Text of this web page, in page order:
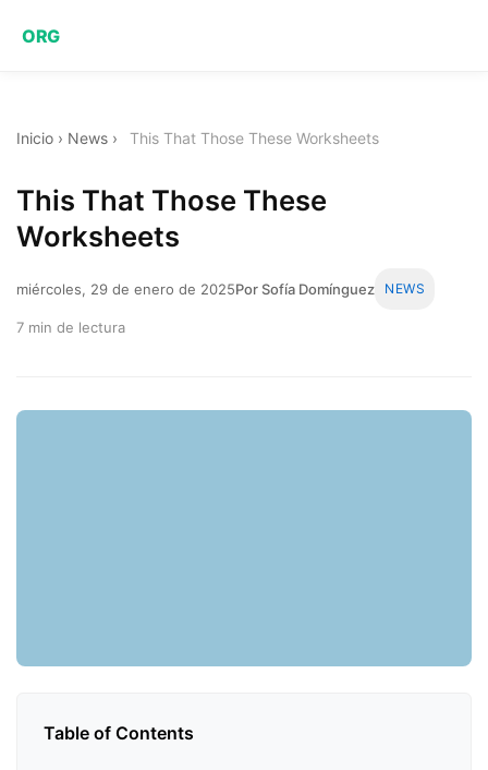
ORG
Inicio › News › This That Those These Worksheets
This That Those These
Worksheets
miércoles, 29 de enero de 2025Por Sofía Domínguez NEWS
7 min de lectura
Table of Contents